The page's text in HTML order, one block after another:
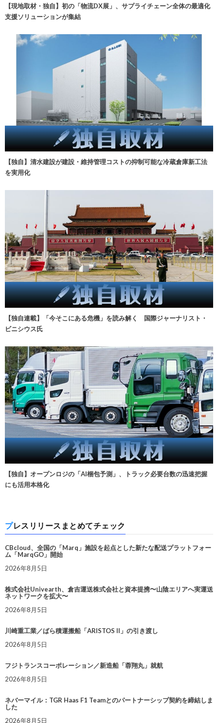
【現地取材・独自】初の「物流DX展」、サプライチェーン全体の最適化
支援ソリューションが集結
【独自】清水建設が建設・維持管理コストの抑制可能な冷蔵倉庫新工法
を実用化
【独自連載】「今そこにある危機」を読み解く 国際ジャーナリスト・
ビニシウス氏
【独自】オープンロジの「AI梱包予測」、トラック必要台数の迅速把握
にも活用本格化
プレスリリースまとめてチェック
CBcloud、全国の「Marq」施設を起点とした新たな配送プラットフォー
ム「MarqGO」開始
2026年8月5日
株式会社Univearth、倉吉運送株式会社と資本提携〜山陰エリアへ実運送
ネットワークを拡大〜
2026年8月5日
川崎重工業／ばら積運搬船「ARISTOS II」の引き渡し
2026年8月5日
フジトランスコーポレーション／新造船「蓉翔丸」就航
2026年8月5日
ネバーマイル：TGR Haas F1 Teamとのパートナーシップ契約を締結しま
した
2026年8月5日